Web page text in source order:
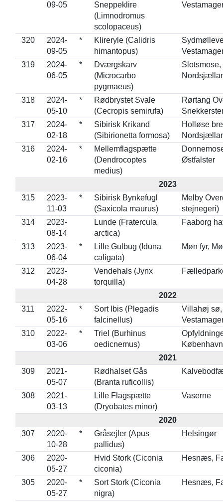
09-05
Sneppeklire
(Limnodromus
scolopaceus)
320
2024-
09-05
*
Klireryle (Calidris
himantopus)
319
2024-
06-05
*
Dværgskarv
(Microcarbo
pygmaeus)
318
2024-
05-10
*
Rødbrystet Svale
(Cecropis semirufa)
Rørtang
317
2024-
02-18
*
Sibirisk Krikand
(Sibirionetta formosa)
Holløse
316
2024-
02-16
*
Mellemflagspætte
(Dendrocoptes
medius)
Østfalster
2023
315
2023-
11-03
*
Sibirisk Bynkefugl
(Saxicola maurus)
Melby
stejnegeri)
314
2023-
08-14
Lunde (Fratercula
arctica)
Faaborg
313
2023-
06-04
*
Lille Gulbug (Iduna
caligata)
Møn fyr,
312
2023-
04-28
Vendehals (Jynx
torquilla)
2022
311
2022-
05-16
*
Sort Ibis (Plegadis
falcinellus)
Villahøj
310
2022-
03-06
*
Triel (Burhinus
oedicnemus)
København
2021
309
2021-
05-07
Rødhalset Gås
(Branta ruficollis)
308
2021-
03-13
Lille Flagspætte
(Dryobates minor)
Vaserne
2020
307
2020-
10-28
*
Gråsejler (Apus
pallidus)
Helsingør
306
2020-
05-27
Hvid Stork (Ciconia
ciconia)
Hesnæs,
305
2020-
05-27
*
Sort Stork (Ciconia
nigra)
Hesnæs,